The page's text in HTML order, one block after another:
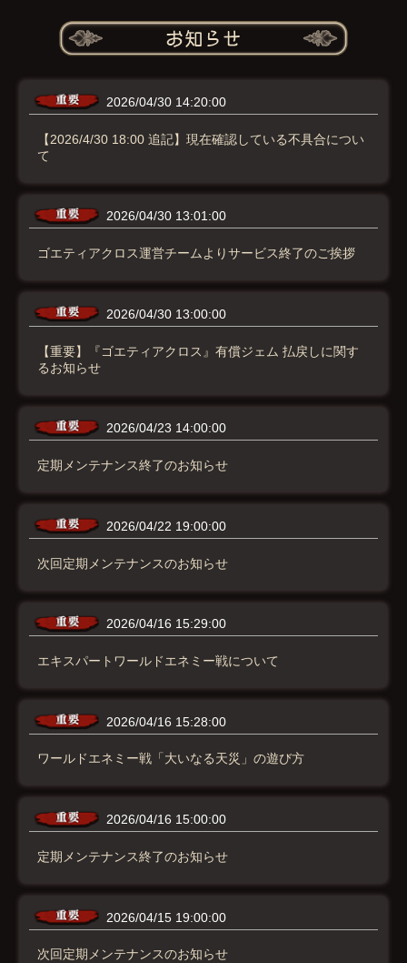
2026/04/30 14:20:00
【2026/4/30 18:00 追記】現在確認している不具合につい
て
2026/04/30 13:01:00
ゴエティアクロス運営チームよりサービス終了のご挨拶
2026/04/30 13:00:00
【重要】『ゴエティアクロス』有償ジェム 払戻しに関す
るお知らせ
2026/04/23 14:00:00
定期メンテナンス終了のお知らせ
2026/04/22 19:00:00
次回定期メンテナンスのお知らせ
2026/04/16 15:29:00
エキスパートワールドエネミー戦について
2026/04/16 15:28:00
ワールドエネミー戦「大いなる天災」の遊び方
2026/04/16 15:00:00
定期メンテナンス終了のお知らせ
2026/04/15 19:00:00
次回定期メンテナンスのお知らせ